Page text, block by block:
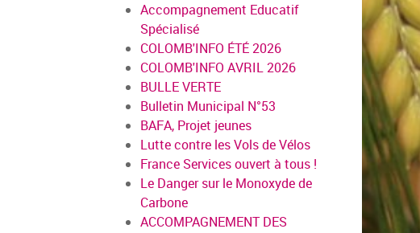
Accompagnement Educatif
Spécialisé
COLOMB'INFO ÉTÉ 2026
COLOMB'INFO AVRIL 2026
BULLE VERTE
Bulletin Municipal N°53
BAFA, Projet jeunes
Lutte contre les Vols de Vélos
France Services ouvert à tous !
Le Danger sur le Monoxyde de
Carbone
ACCOMPAGNEMENT DES